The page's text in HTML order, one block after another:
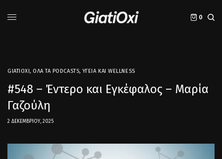
0
GIATIOXI, ΌΛΑ ΤΑ PODCASTS, ΥΓΕΊΑ ΚΑΙ WELLNESS
#548 – Έντερο και Εγκέφαλος – Μαρία
Γαζούλη
2 ΔΕΚΕΜΒΡΊΟΥ, 2025